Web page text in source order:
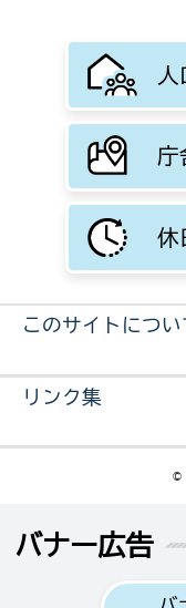
庁
休
このサイトについ
リンク集
©
バナー広告